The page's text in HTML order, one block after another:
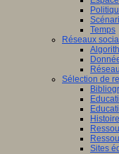
Temps
Réseaux
Sélection de
Histoire
Sites